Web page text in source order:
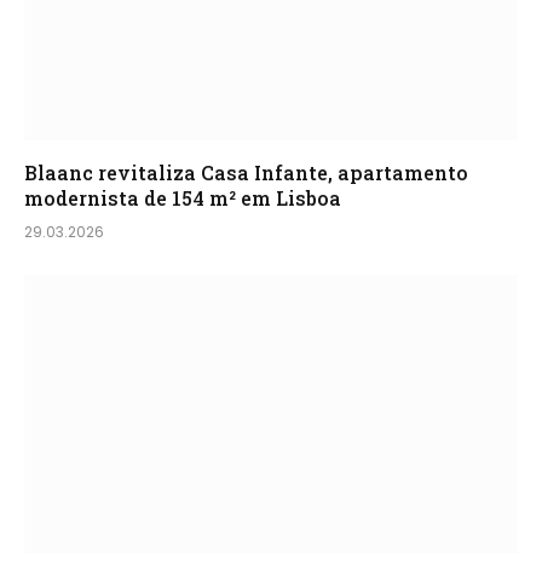
Blaanc revitaliza Casa Infante, apartamento
modernista de 154 m² em Lisboa
29.03.2026